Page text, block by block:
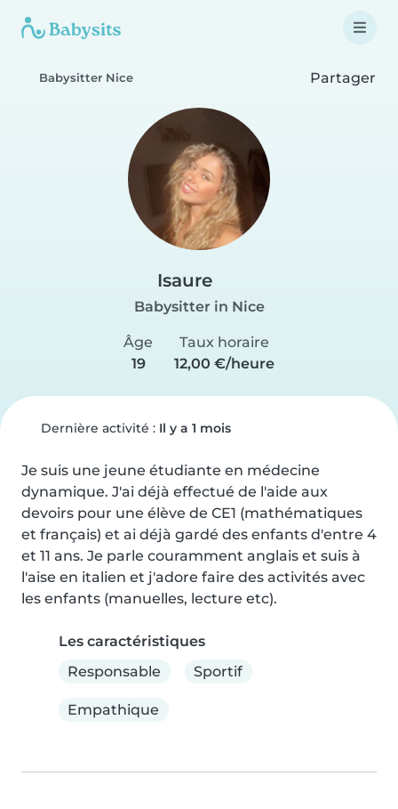
Babysitter Nice Partager
Isaure
Babysitter in Nice
Âge
19
Taux horaire
12,00 €/heure
Dernière activité : Il y a 1 mois
Je suis une jeune étudiante en médecine
dynamique. J'ai déjà effectué de l'aide aux
devoirs pour une élève de CE1 (mathématiques
et français) et ai déjà gardé des enfants d'entre 4
et 11 ans. Je parle couramment anglais et suis à
l'aise en italien et j'adore faire des activités avec
les enfants (manuelles, lecture etc).
Les caractéristiques
Responsable
Sportif
Empathique